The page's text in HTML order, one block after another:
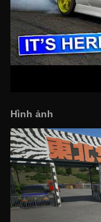
Hình ảnh